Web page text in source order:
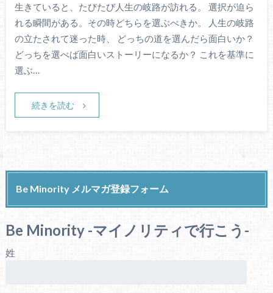
生きていると、たびたび人生の岐路が訪れる。 選択が迫ら
れる瞬間がある。その時どちらを選ぶべきか。 人生の岐路
の立たされて迷った時、 どっちの道を選んだら面白いか？
どっちを選べば面白いストーリーになるか？ これを基準に
選ぶ…
続きを読む
Be Minority メルマガ登録フォーム
Be Minority -マイノリティで行こう-
姓